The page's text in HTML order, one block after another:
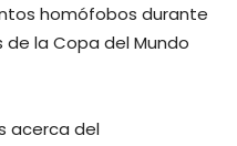
homófobos durante
la Copa del Mundo
acerca del